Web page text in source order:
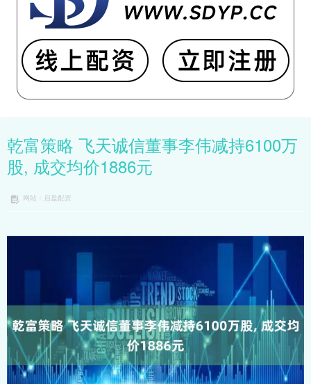
乾富策略 飞天诚信董事李伟减持6100万
股, 成交均价1886元
网站：启盈配资